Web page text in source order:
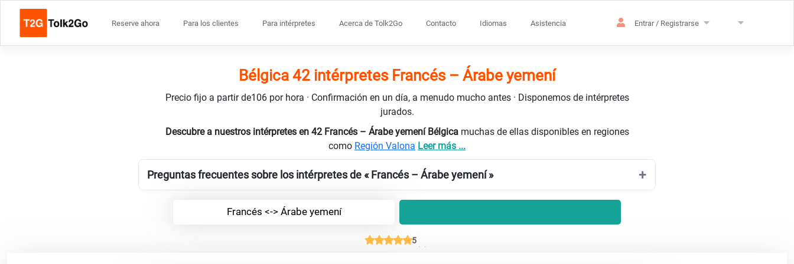
Reserve ahora Para los clientes Para intérpretes Acerca de Tolk2Go Contacto Idiomas Asistencia Entrar / Registrarse
Bélgica 42 intérpretes Francés – Árabe yemení
Precio fijo a partir de106 por hora · Confirmación en un día, a menudo mucho antes · Disponemos de intérpretes
jurados.
Descubre a nuestros intérpretes en 42 Francés – Árabe yemení Bélgica muchas de ellas disponibles en regiones
como Región Valona Leer más ...
Preguntas frecuentes sobre los intérpretes de « Francés – Árabe yemení »
Francés <-> Árabe yemení
5